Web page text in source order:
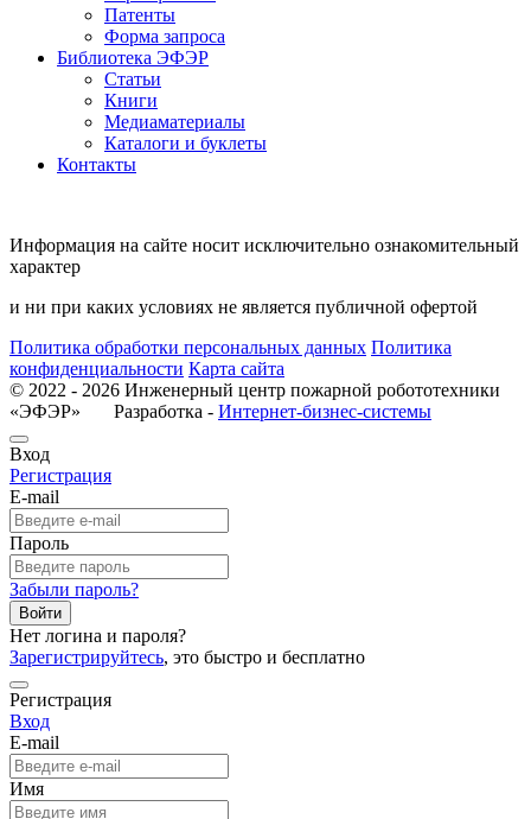
Патенты
Форма запроса
Библиотека ЭФЭР
Статьи
Книги
Медиаматериалы
Каталоги и буклеты
Контакты
Информация на сайте носит исключительно ознакомительный
характер
и ни при каких условиях не является публичной офертой
Политика обработки персональных данных Политика
конфиденциальности Карта сайта
© 2022 - 2026 Инженерный центр пожарной робототехники
«ЭФЭР» Разработка - Интернет-бизнес-системы
Вход
Регистрация
E-mail
Пароль
Забыли пароль?
Войти
Нет логина и пароля?
Зарегистрируйтесь, это быстро и бесплатно
Регистрация
Вход
E-mail
Имя